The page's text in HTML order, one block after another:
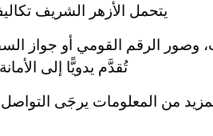
يتحمل الأزهر الشريف
الرقم القومي أو جواز
تُقدَّم يدويًّا إلى
من المعلومات يرجَى التواصل